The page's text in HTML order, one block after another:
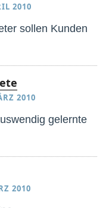
2010
sollen Kunden
2010
gelernte
2010